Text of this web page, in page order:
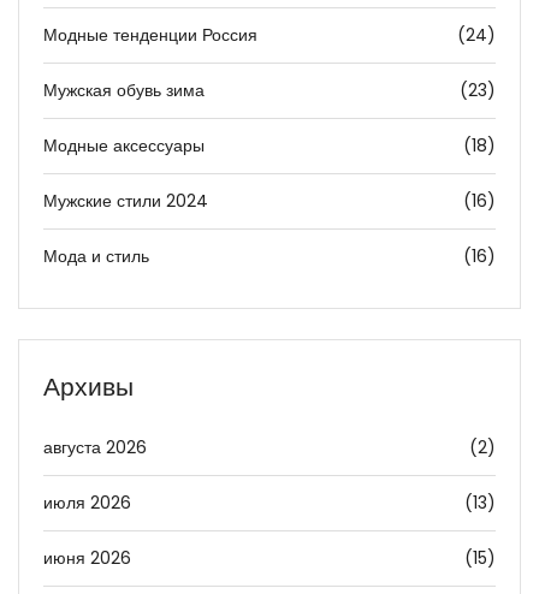
Модные тенденции Россия (24)
Мужская обувь зима (23)
Модные аксессуары (18)
Мужские стили 2024 (16)
Мода и стиль (16)
Архивы
августа 2026 (2)
июля 2026 (13)
июня 2026 (15)